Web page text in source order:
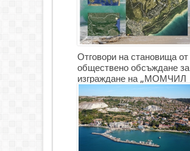
Отговори на становища от
обществено обсъждане за
изграждане на „МОМЧИЛ
ГОЛФ И ГОЛФ ИГРИЩЕ”